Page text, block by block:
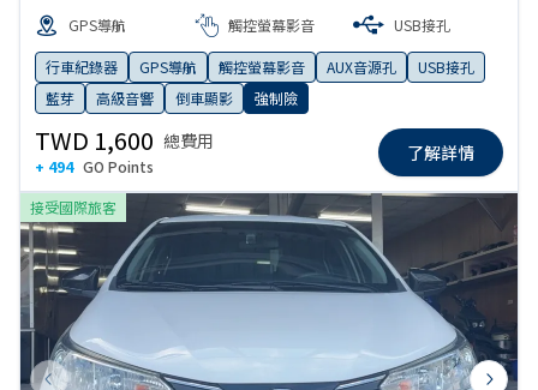
GPS導航
觸控螢幕影音 USB接孔
行車紀錄器 GPS導航 觸控螢幕影音 AUX音源孔
USB接孔
藍芽
高級音響 倒車顯影 強制險
TWD 1,600 總費用
+ 494 GO Points
了解詳情
接受國際旅客